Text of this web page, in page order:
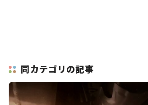
同カテゴリの記事